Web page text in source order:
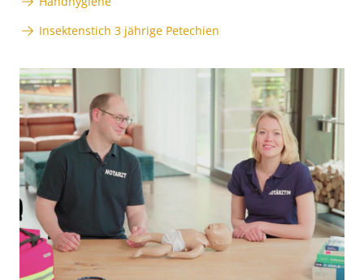
Insektenstich 3 jährige Petechien